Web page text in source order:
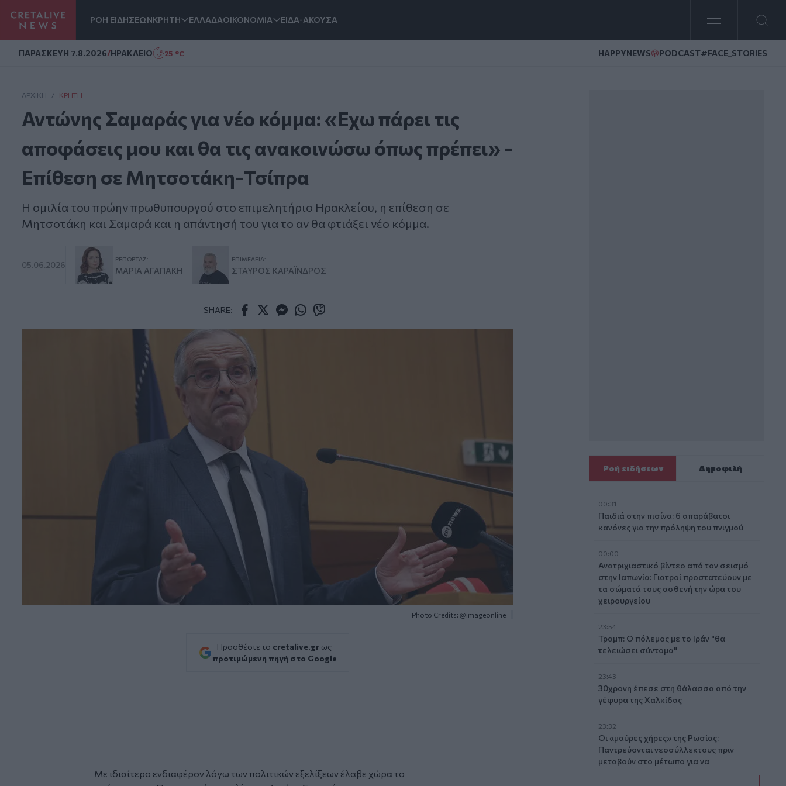
ΡΟΗ ΕΙΔΗΣΕΩΝΚΡΗΤΗ ΕΛΛΑΔΑΟΙΚΟΝΟΜΙΑ ΕΙΔΑ-ΑΚΟΥΣΑ
ΠΑΡΑΣΚΕΥΗ 7.8.2026/ΗΡΑΚΛΕΙΟ 25 °C HAPPYNEWS PODCAST#FACE_STORIES
ΑΡΧΙΚΗ / ΚΡΉΤΗ
Αντώνης Σαμαράς για νέο κόμμα: «Εχω πάρει τις
αποφάσεις μου και θα τις ανακοινώσω όπως πρέπει» -
Επίθεση σε Μητσοτάκη-Τσίπρα
Η ομιλία του πρώην πρωθυπουργού στο επιμελητήριο Ηρακλείου, η επίθεση σε
Μητσοτάκη και Σαμαρά και η απάντησή του για το αν θα φτιάξει νέο κόμμα.
05.06.2026
ΡΕΠΟΡΤΆΖ:
ΜΑΡΊΑ ΑΓΑΠΆΚΗ
ΕΠΙΜΈΛΕΙΑ:
ΣΤΑΎΡΟΣ ΚΑΡΑΪ́ΝΔΡΟΣ
SHARE:
Photo Credits: @imageonline
Προσθέστε το cretalive.gr ως
προτιμώμενη πηγή στο Google
Με ιδιαίτερο ενδιαφέρον λόγω των πολιτικών εξελίξεων έλαβε χώρα το
Ροή ειδήσεων Δημοφιλή
00:31
Παιδιά στην πισίνα: 6 απαράβατοι
κανόνες για την πρόληψη του πνιγμού
00:00
Ανατριχιαστικό βίντεο από τον σεισμό
στην Ιαπωνία: Γιατροί προστατεύουν με
τα σώματά τους ασθενή την ώρα του
χειρουργείου
23:54
Τραμπ: Ο πόλεμος με το Ιράν "θα
τελειώσει σύντομα"
23:43
30χρονη έπεσε στη θάλασσα από την
γέφυρα της Χαλκίδας
23:32
Οι «μαύρες χήρες» της Ρωσίας:
Παντρεύονται νεοσύλλεκτους πριν
μεταβούν στο μέτωπο για να
εισπράξουν τις «παχυλές»